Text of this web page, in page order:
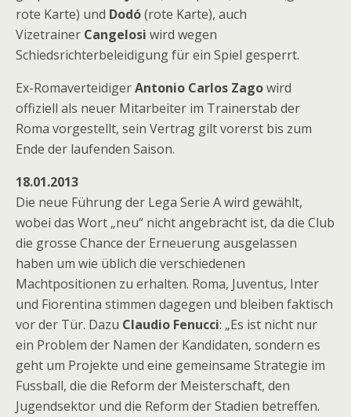
rote Karte) und Dodó(rote Karte), auch
Vizetrainer Cangelosi wird wegen
Schiedsrichterbeleidigung für ein Spiel gesperrt.
Ex-RomaverteidigerAntonio Carlos Zagowird
offiziell als neuer Mitarbeiter im Trainerstab der
Roma vorgestellt, sein Vertrag gilt vorerst bis zum
Ende der laufenden Saison.
18.01.2013
Die neue Führung der Lega Serie A wird gewählt,
wobei das Wort „neu“ nicht angebracht ist, da die Club
die grosse Chance der Erneuerung ausgelassen
haben um wie üblich die verschiedenen
Machtpositionen zu erhalten. Roma, Juventus, Inter
und Fiorentina stimmen dagegen und bleiben faktisch
vor der Tür. Dazu Claudio Fenucci: „Es ist nicht nur
ein Problem der Namen der Kandidaten, sondern es
geht um Projekte und eine gemeinsame Strategie im
Fussball, die die Reform der Meisterschaft, den
Jugendsektor und die Reform der Stadien betreffen.